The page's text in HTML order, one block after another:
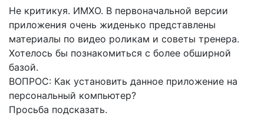
Не критикуя. ИМХО. В первоначальной версии
приложения очень жиденько представлены
материалы по видео роликам и советы тренера.
Хотелось бы познакомиться с более обширной
базой.
ВОПРОС: Как установить данное приложение на
персональный компьютер?
Просьба подсказать.